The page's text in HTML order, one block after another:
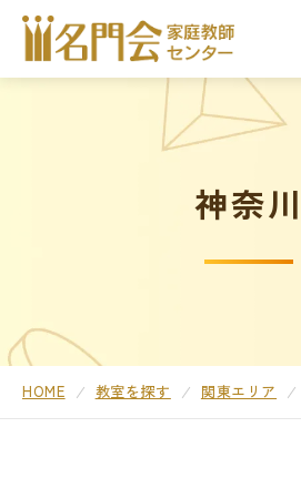
名門会の強み（選ばれる理由）
Googleの口コミを見る
高校受験/中高一貫対策
大学受験
神奈川
HOME 教室を探す 関東エリア